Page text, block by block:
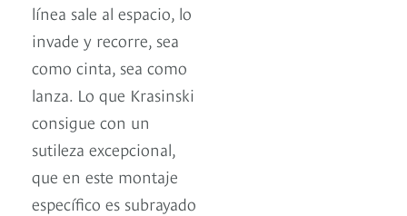
línea sale al espacio, lo
invade y recorre, sea
como cinta, sea como
lanza. Lo que Krasinski
consigue con un
sutileza excepcional,
que en este montaje
específico es subrayado